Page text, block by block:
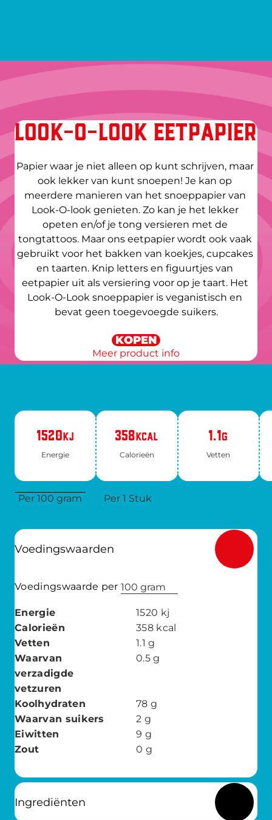
LOOK-O-LOOK EETPAPIER
Papier waar je niet alleen op kunt schrijven, maar
ook lekker van kunt snoepen! Je kan op
meerdere manieren van het snoeppapier van
Look-O-look genieten. Zo kan je het lekker
opeten en/of je tong versieren met de
tongtattoos. Maar ons eetpapier wordt ook vaak
gebruikt voor het bakken van koekjes, cupcakes
en taarten. Knip letters en figuurtjes van
eetpapier uit als versiering voor op je taart. Het
Look-O-Look snoeppapier is veganistisch en
bevat geen toegevoegde suikers.
KOPEN
Meer product info
1520KJ
Ener­gie
358KCAL
Ca­lo­rie­ën
1.1G
Vet­ten
Per 100 gram Per 1 Stuk
Voedingswaarden
Voedingswaarde per 100 gram
Energie 1520 kj
Calorieën
358 kcal
Vetten
1.1 g
Waarvan
verzadigde
vetzuren
0.5 g
Koolhydraten 78 g
Waarvan suikers
2 g
Eiwitten
9 g
Zout
0 g
Ingrediënten